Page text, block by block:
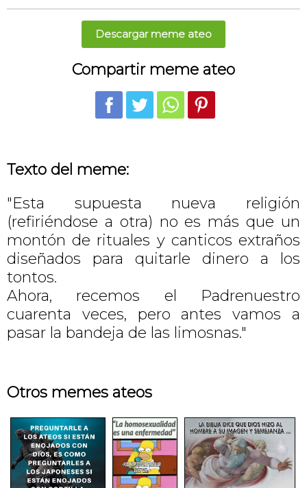
Descargar meme ateo
Compartir meme ateo
Texto del meme:
"Esta supuesta nueva religión
(refiriéndose a otra) no es más que un
montón de rituales y canticos extraños
diseñados para quitarle dinero a los
tontos.
Ahora, recemos el Padrenuestro
cuarenta veces, pero antes vamos a
pasar la bandeja de las limosnas."
Otros memes ateos